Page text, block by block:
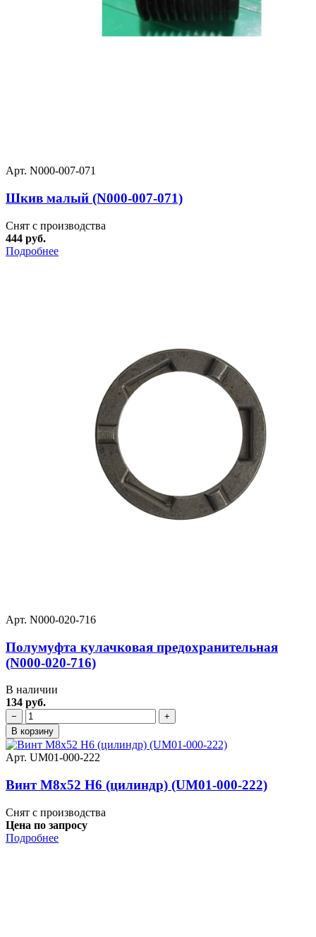
Арт. N000-007-071
Шкив малый (N000-007-071)
Снят с производства
444 руб.
Подробнее
Арт. N000-020-716
Полумуфта кулачковая предохранительная
(N000-020-716)
В наличии
134 руб.
−
+
В корзину
Арт. UM01-000-222
Винт M8х52 Н6 (цилиндр) (UM01-000-222)
Снят с производства
Цена по запросу
Подробнее